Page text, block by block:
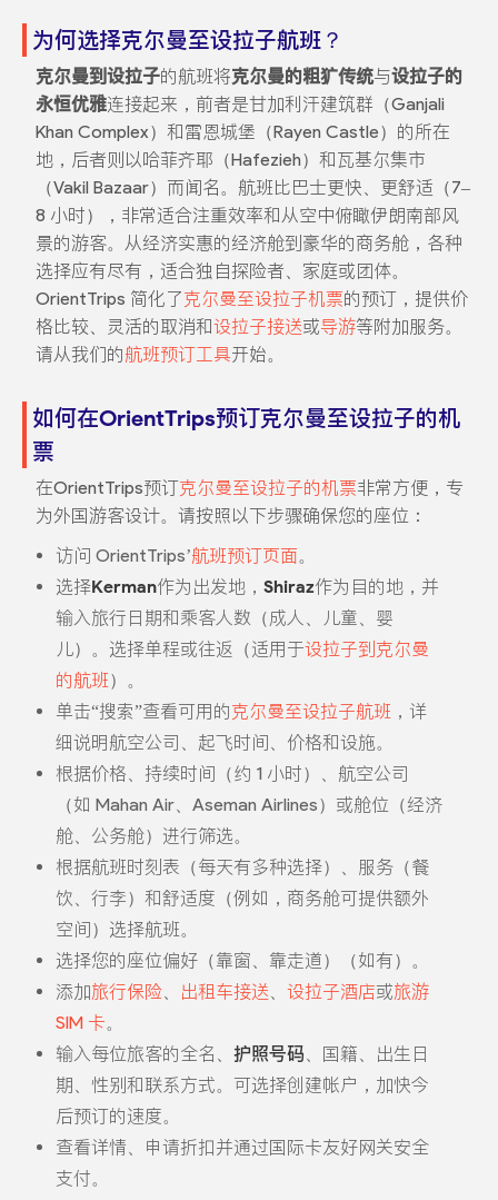
为何选择克尔曼至设拉子航班？
克尔曼到设拉子的航班将克尔曼的粗犷传统与设拉子的
永恒优雅连接起来，前者是甘加利汗建筑群（Ganjali
Khan Complex）和雷恩城堡（Rayen Castle）的所在
地，后者则以哈菲齐耶（Hafezieh）和瓦基尔集市
（Vakil Bazaar）而闻名。航班比巴士更快、更舒适（7–
8 小时），非常适合注重效率和从空中俯瞰伊朗南部风
景的游客。从经济实惠的经济舱到豪华的商务舱，各种
选择应有尽有，适合独自探险者、家庭或团体。
OrientTrips 简化了克尔曼至设拉子机票的预订，提供价
格比较、灵活的取消和设拉子接送或导游等附加服务。
请从我们的航班预订工具开始。
如何在OrientTrips预订克尔曼至设拉子的机
票
在OrientTrips预订克尔曼至设拉子的机票非常方便，专
为外国游客设计。请按照以下步骤确保您的座位：
访问 OrientTrips’航班预订页面。
选择Kerman作为出发地， Shiraz作为目的地，并
输入旅行日期和乘客人数（成人、儿童、婴
儿）。选择单程或往返（适用于设拉子到克尔曼
的航班）。
单击“搜索”查看可用的克尔曼至设拉子航班 ，详
细说明航空公司、起飞时间、价格和设施。
根据价格、持续时间（约 1 小时）、航空公司
（如 Mahan Air、Aseman Airlines）或舱位（经济
舱、公务舱）进行筛选。
根据航班时刻表（每天有多种选择）、服务（餐
饮、行李）和舒适度（例如，商务舱可提供额外
空间）选择航班。
选择您的座位偏好（靠窗、靠走道）（如有）。
添加旅行保险、 出租车接送、 设拉子酒店或旅游
SIM 卡。
输入每位旅客的全名、 护照号码、国籍、出生日
期、性别和联系方式。可选择创建帐户，加快今
后预订的速度。
查看详情、申请折扣并通过国际卡友好网关安全
支付。